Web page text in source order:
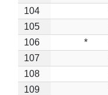
104
105
106
*
107
108
109